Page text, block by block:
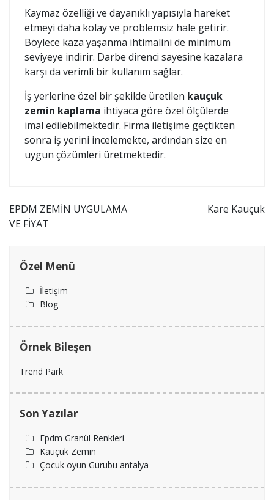
Kaymaz özelliği ve dayanıklı yapısıyla hareket
etmeyi daha kolay ve problemsiz hale getirir.
Böylece kaza yaşanma ihtimalini de minimum
seviyeye indirir. Darbe direnci sayesine kazalara
karşı da verimli bir kullanım sağlar.
İş yerlerine özel bir şekilde üretilen kauçuk
zemin kaplama ihtiyaca göre özel ölçülerde
imal edilebilmektedir. Firma iletişime geçtikten
sonra iş yerini incelemekte, ardından size en
uygun çözümleri üretmektedir.
Yazı
gezinmesi
EPDM ZEMİN UYGULAMA
VE FİYAT
Kare Kauçuk
Özel Menü
İletişim
Blog
Örnek Bileşen
Trend Park
Son Yazılar
Epdm Granül Renkleri
Kauçuk Zemin
Çocuk oyun Gurubu antalya